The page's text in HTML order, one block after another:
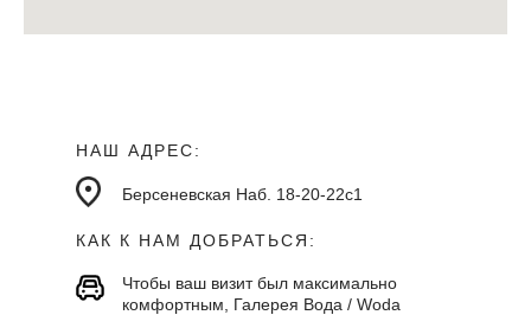
Берсеневская Наб. 18-20-22с1
НАШ АДРЕС:
КАК К НАМ ДОБРАТЬСЯ:
Чтобы ваш визит был максимально
комфортным, Галерея Вода / Woda